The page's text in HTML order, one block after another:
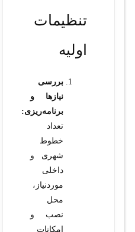
تنظیمات
اولیه
بررسی
نیازها و
برنامه‌ریزی:
تعداد
خطوط
شهری و
داخلی
موردنیاز،
محل
نصب و
امکانات